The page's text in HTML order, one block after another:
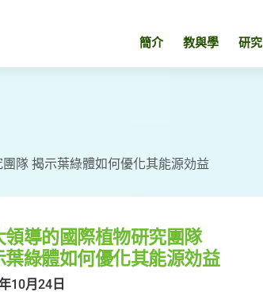
簡介 教與學 研究
隊 揭示葉綠體如何優化其能源効益
領導的國際植物研究團隊
葉綠體如何優化其能源効益
10月24日